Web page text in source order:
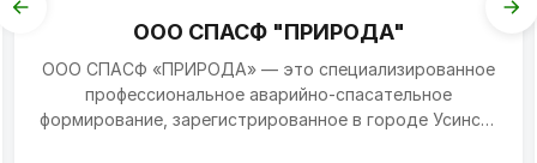
ООО СПАСФ "ПРИРОДА"
ООО СПАСФ «ПРИРОДА» — это специализированное
профессиональное аварийно-спасательное
формирование, зарегистрированное в городе Усинске